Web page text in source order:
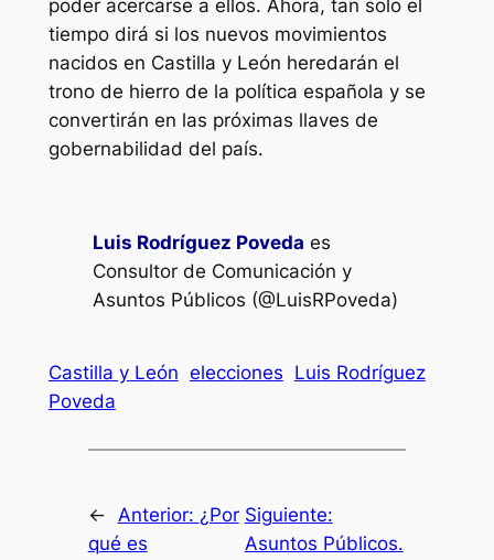
poder acercarse a ellos. Ahora, tan solo el
tiempo dirá si los nuevos movimientos
nacidos en Castilla y León heredarán el
trono de hierro de la política española y se
convertirán en las próximas llaves de
gobernabilidad del país.
Luis Rodríguez Poveda es
Consultor de Comunicación y
Asuntos Públicos (@LuisRPoveda)
Castilla y León elecciones Luis Rodríguez
Poveda
← Anterior: ¿Por
qué es
Siguiente:
Asuntos Públicos.